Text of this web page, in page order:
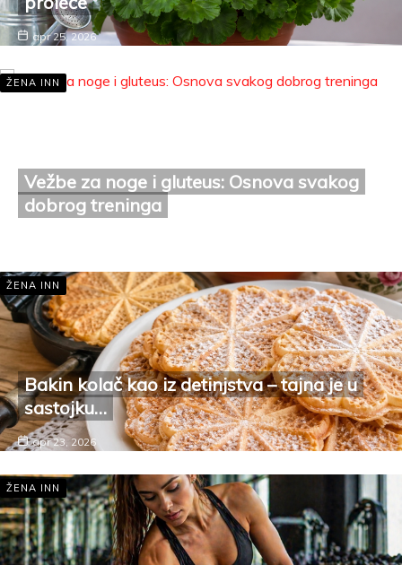
apr 25, 2026
ŽENA INN
Vežbe za noge i gluteus: Osnova svakog
dobrog treninga
ŽENA INN
Bakin kolač kao iz detinjstva – tajna je u
sastojku…
apr 23, 2026
ŽENA INN